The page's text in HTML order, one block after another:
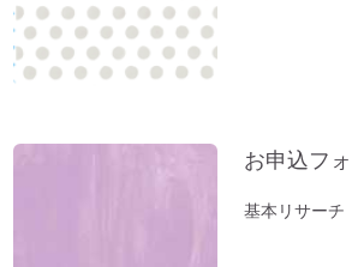
も祈願した「方違神社」＠大
方位除けへ行ってきました
の時間がない方に。
お薬出しすぎニッポン。全
立春前に「断捨離」を。
お申込フ
基本リサーチ